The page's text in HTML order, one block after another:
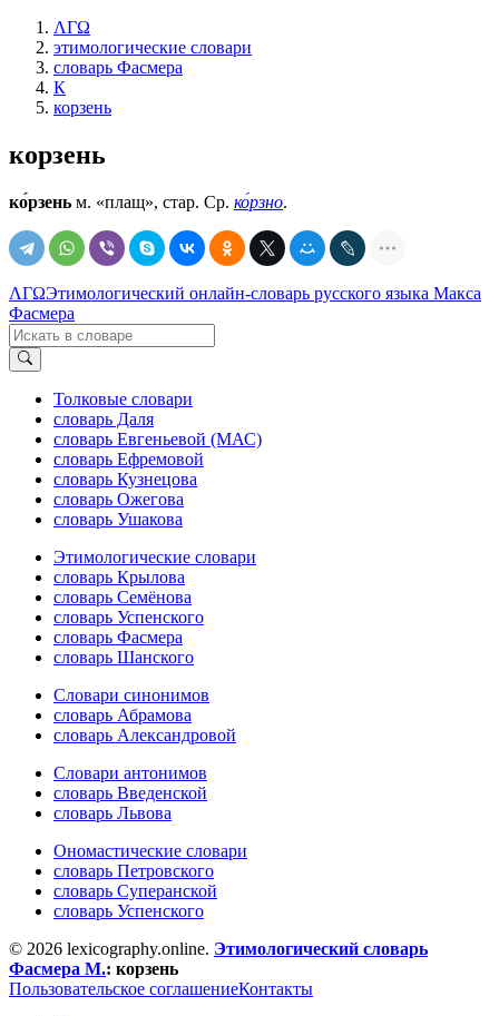
ΛΓΩ
этимологические словари
словарь Фасмера
К
корзень
корзень
ко́рзень м. «плащ», стар. Ср. ко́рзно.
ΛΓΩЭтимологический онлайн-словарь русского языка Макса
Фасмера
Толковые словари
словарь Даля
словарь Евгеньевой (МАС)
словарь Ефремовой
словарь Кузнецова
словарь Ожегова
словарь Ушакова
Этимологические словари
словарь Крылова
словарь Семёнова
словарь Успенского
словарь Фасмера
словарь Шанского
Словари синонимов
словарь Абрамова
словарь Александровой
Словари антонимов
словарь Введенской
словарь Львова
Ономастические словари
словарь Петровского
словарь Суперанской
словарь Успенского
© 2026 lexicography.online. Этимологический словарь
Фасмера М.: корзень
Пользовательское соглашениеКонтакты